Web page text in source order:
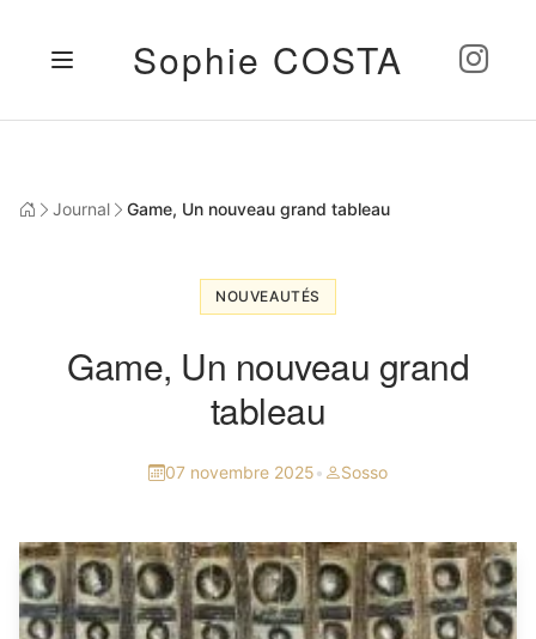
Sophie COSTA
Journal Game, Un nouveau grand tableau
NOUVEAUTÉS
Game, Un nouveau grand
tableau
07 novembre 2025• Sosso